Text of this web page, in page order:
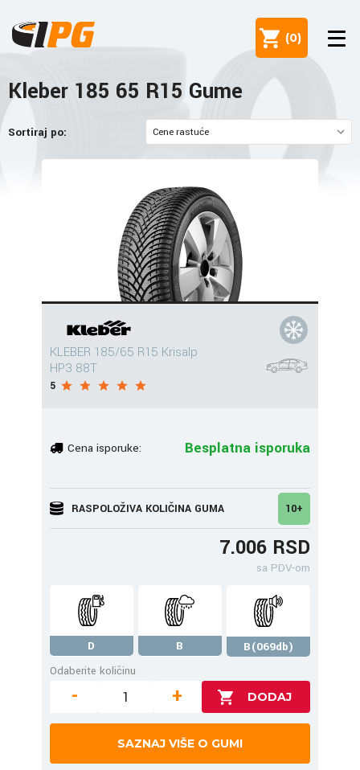
(0)
Kleber 185 65 R15 Gume
Sortiraj po:
KLEBER 185/65 R15 Krisalp
HP3 88T
5
Cena isporuke: Besplatna isporuka
RASPOLOŽIVA KOLIČINA GUMA 10+
7.006 RSD
sa PDV-om
D B
B(069db)
Odaberite količinu
- +
SAZNAJ VIŠE O GUMI